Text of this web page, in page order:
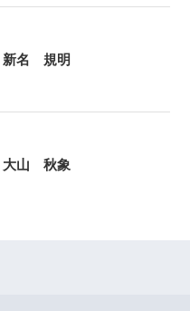
新名 規明
大山 秋象